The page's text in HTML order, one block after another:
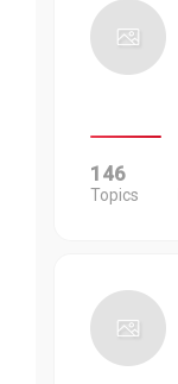
146
Topics